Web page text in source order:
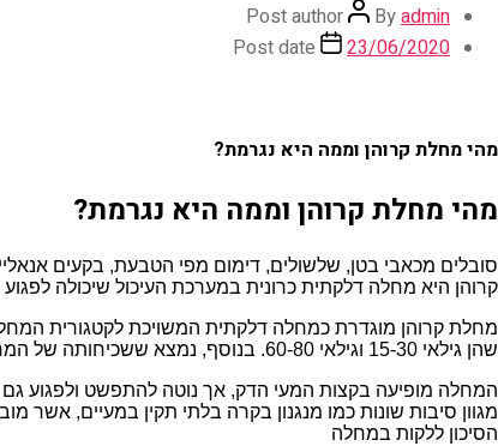
Post author Byadmin
Post date
23/06/2020
מהי מחלת קרוהן וממה היא נגרמת?
מהי מחלת קרוהן וממה היא נגרמת?
סובלים מכאבי בטן, שלשולים, דימום מפי הטבעת, בקעים
קרוהן היא מחלה דלקתית כרונית במערכת העיכול שיכולה
מחלת קרוהן מוגדרת כמחלה דלקתית המשויכת לקטגורית
שהן גילאי 15-30 וגילאי 60-80. בנוסף, נמצא ששכיחותה של המחלה גבוהה יותר במקומות יישוב מתועשים בהשוואה לאזורים כפריים.
המחלה מופיעה בקצות המעי הדק, אך נוטה להתפשט ולפגוע גם
מגוון סיבות שונות כמו מנגנון בקרה בלתי תקין במעיים, אשר
הסיכון ללקות במחלה